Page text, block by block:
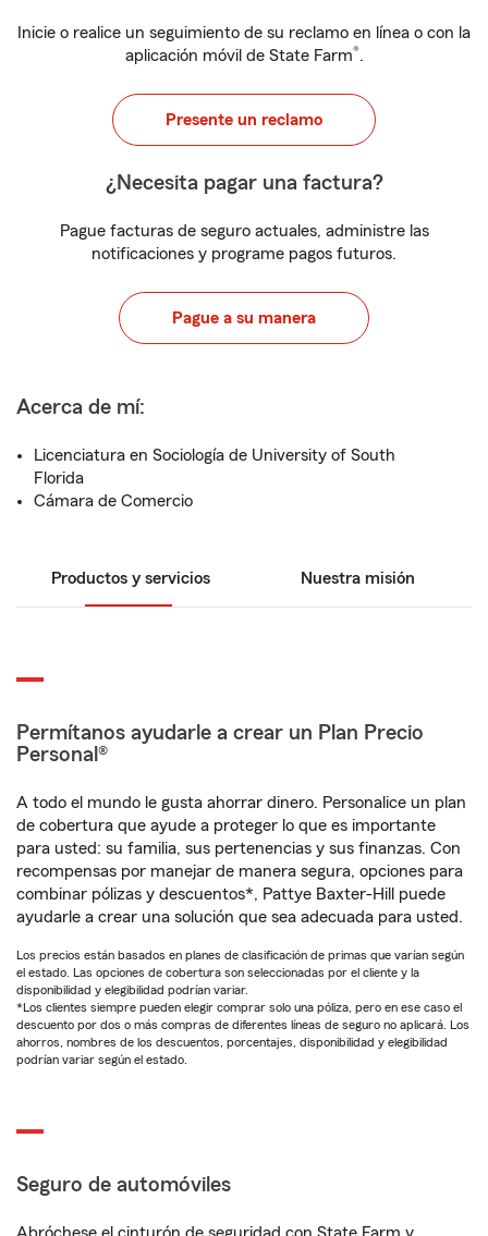
Inicie o realice un seguimiento de su reclamo en línea o con la
aplicación móvil de State Farm®.
Presente un reclamo
¿Necesita pagar una factura?
Pague facturas de seguro actuales, administre las
notificaciones y programe pagos futuros.
Pague a su manera
Acerca de mí:
Licenciatura en Sociología de University of South
Florida
Cámara de Comercio
Productos y servicios Nuestra misión
Permítanos ayudarle a crear un Plan Precio
Personal®
A todo el mundo le gusta ahorrar dinero. Personalice un plan
de cobertura que ayude a proteger lo que es importante
para usted: su familia, sus pertenencias y sus finanzas. Con
recompensas por manejar de manera segura, opciones para
combinar pólizas y descuentos*, Pattye Baxter-Hill puede
ayudarle a crear una solución que sea adecuada para usted.
Los precios están basados en planes de clasificación de primas que varían según
el estado. Las opciones de cobertura son seleccionadas por el cliente y la
disponibilidad y elegibilidad podrían variar.
*Los clientes siempre pueden elegir comprar solo una póliza, pero en ese caso el
descuento por dos o más compras de diferentes líneas de seguro no aplicará. Los
ahorros, nombres de los descuentos, porcentajes, disponibilidad y elegibilidad
podrían variar según el estado.
Seguro de automóviles